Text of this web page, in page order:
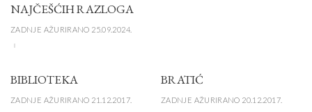
NAJČEŠĆIH RAZLOGA
ZADNJE AŽURIRANO 25.09.2024.
BIBLIOTEKA
ZADNJE AŽURIRANO 21.12.2017.
BRATIĆ
ZADNJE AŽURIRANO 20.12.2017.